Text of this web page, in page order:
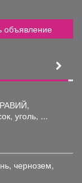
объявление
уголь, ...
чернозем,